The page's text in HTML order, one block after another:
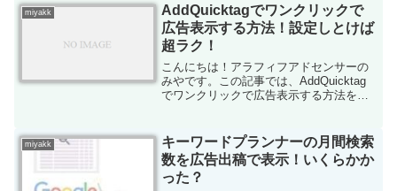
成したらgoogleドキュメント...
miyakk
AddQuicktagでワンクリックで
広告表示する方法！設定しとけば
超ラク！
こんにちは！アラフィフアドセンサーの
みやです。この記事では、AddQuicktag
でワンクリックで広告表示する方法を解
代わりのプラグインは？の記事でアドセ
ン...
miyakk
キーワードプランナーの月間検索
数を広告出稿で表示！いくらかか
った？